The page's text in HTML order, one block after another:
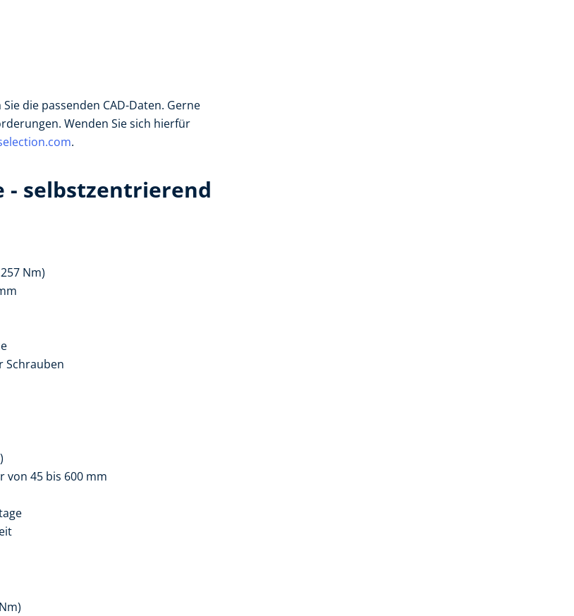
die passenden CAD-Daten. Gerne
Wenden Sie sich hierfür
.
- selbstzentrierend
Nm)
Schrauben
von 45 bis 600 mm